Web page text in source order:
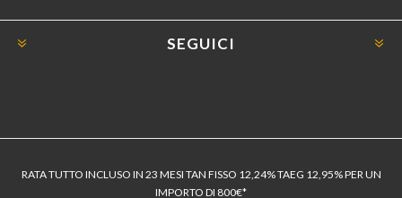
SEGUICI
RATA TUTTO INCLUSO IN 23 MESI TAN FISSO 12,24% TAEG 12,95% PER UN
IMPORTO DI 800€*